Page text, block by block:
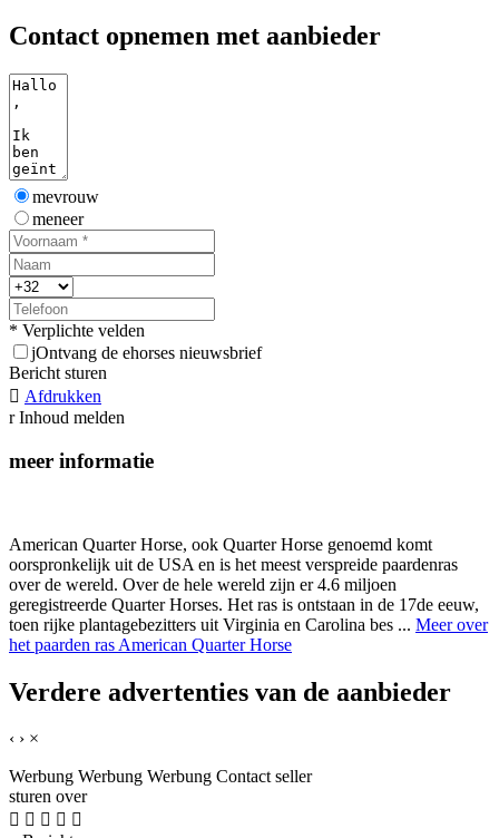
Contact opnemen met aanbieder
mevrouw
meneer
* Verplichte velden
jOntvang de ehorses nieuwsbrief
Bericht sturen
 Afdrukken
r Inhoud melden
meer informatie
American Quarter Horse, ook Quarter Horse genoemd komt
oorspronkelijk uit de USA en is het meest verspreide paardenras
over de wereld. Over de hele wereld zijn er 4.6 miljoen
geregistreerde Quarter Horses. Het ras is ontstaan in de 17de eeuw,
toen rijke plantagebezitters uit Virginia en Carolina bes ... Meer over
het paarden ras American Quarter Horse
Verdere advertenties van de aanbieder
‹ › ×
Werbung Werbung Werbung Contact seller
sturen over
    